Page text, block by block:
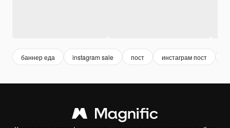
баннер еда instagram sale пост инстаграм пост